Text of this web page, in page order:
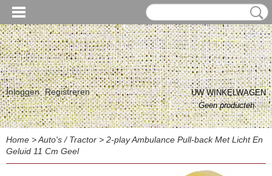
Inloggen Registreren
UW WINKELWAGEN
Geen producten(0)
Home >Auto's / Tractor > 2-play Ambulance Pull-back Met Licht En
Geluid 11 Cm Geel